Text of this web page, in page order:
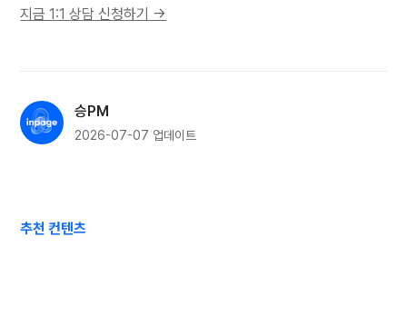
지금 1:1 상담 신청하기 →
승PM
2026-07-07 업데이트
추천 컨텐츠